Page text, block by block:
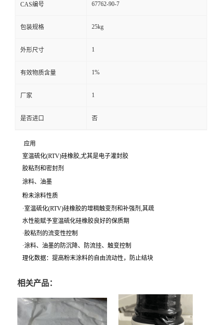
CAS编号 67762-90-7
包装规格 25kg
外形尺寸 1
有效物质含量 1%
厂家 1
是否进口 否
应用
室温硫化(RTV)硅橡胶,尤其是电子灌封胶
胶粘剂和密封剂
涂料、油墨
粉未涂料性质
·室温硫化(RTV)硅橡胶的增稠触变剂和补强剂,其疏
水性能赋予室温硫化硅橡胶良好的保质期
·胶粘剂的流变性控制
·涂料、油墨的防沉降、防流挂、触变控制
理化数据：提高粉末涂料的自由流动性，防止结块
相关产品：